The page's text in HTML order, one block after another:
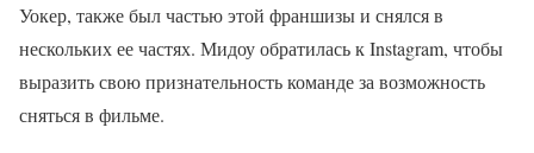
Уокер, также был частью этой франшизы и снялся в
нескольких ее частях. Мидоу обратилась к Instagram, чтобы
выразить свою признательность команде за возможность
сняться в фильме.